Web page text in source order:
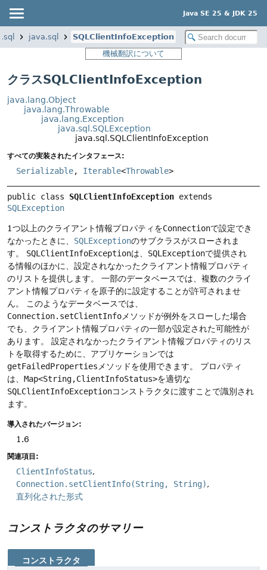
Java SE 25 & JDK 25
java.sql
SQLClientInfoException
機械翻訳について
クラスSQLClientInfoException
java.lang.Object
java.lang.Throwable
java.lang.Exception
java.sql.SQLException
java.sql.SQLClientInfoException
すべての実装されたインタフェース:
Serializable, Iterable<Throwable>
public class SQLClientInfoException
SQLException
1つ以上のクライアント情報プロパティをConnectionで設定でき
なかったときに、 SQLExceptionのサブクラスがスローされま
す。
SQLClientInfoExceptionは、 SQLExceptionで提供され
る情報のほかに、設定されなかったクライアント情報プロパティ
のリストを提供します。
一部のデータベースでは、複数のクライ
アント情報プロパティを原子的に設定することが許可されませ
ん。
このようなデータベースでは、
Connection.setClientInfoメソッドが例外をスローした場合
でも、クライアント情報プロパティの一部が設定された可能性が
あります。
設定されなかったクライアント情報プロパティのリス
トを取得するために、アプリケーションでは
getFailedPropertiesメソッドを使用できます。
プロパティ
は、 Map<String,ClientInfoStatus>を適切な
SQLClientInfoExceptionコンストラクタに渡すことで識別され
ます。
導入されたバージョン:
1.6
関連項目:
ClientInfoStatus
Connection.setClientInfo(String, String)
直列化された形式
コンストラクタのサマリー
コンストラクタ